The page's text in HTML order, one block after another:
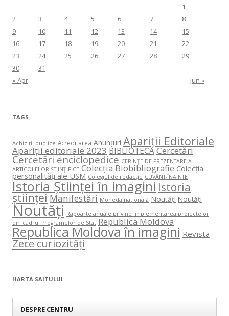
« Apr Jun »
1
2
3 4 5 6 7
8
9
10 11 12 13 14
15
16
17 18 19 20 21
22
23
24 25 26 27 28
29
30
31
TAGS
Achiziții publice Acreditarea Anunțuri Apariții Editoriale
Apariții editoriale 2023 BIBLIOTECACercetări
Cercetări enciclopedice CERINŢE DE PREZENTARE A
ARTICOLELOR ŞTIINŢIFICE Colecția Biobibliografie Colecția
personalități ale USM Colegiul de redacție CUVÂNT-ÎNAINTE
Istoria Științei în imagini Istoria
științei Manifestări Moneda națională Noutăți Noutăți
Noutăți Rapoarte anuale privind implementarea proiectelor
din cadrul Programelor de Stat Republica Moldova
Republica Moldova în imagini Revista
Zece curiozități
HARTA SAITULUI
DESPRE CENTRU